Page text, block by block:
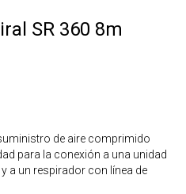
SR 360 8m
de aire comprimido
para la conexión a una unidad
a un respirador con línea de